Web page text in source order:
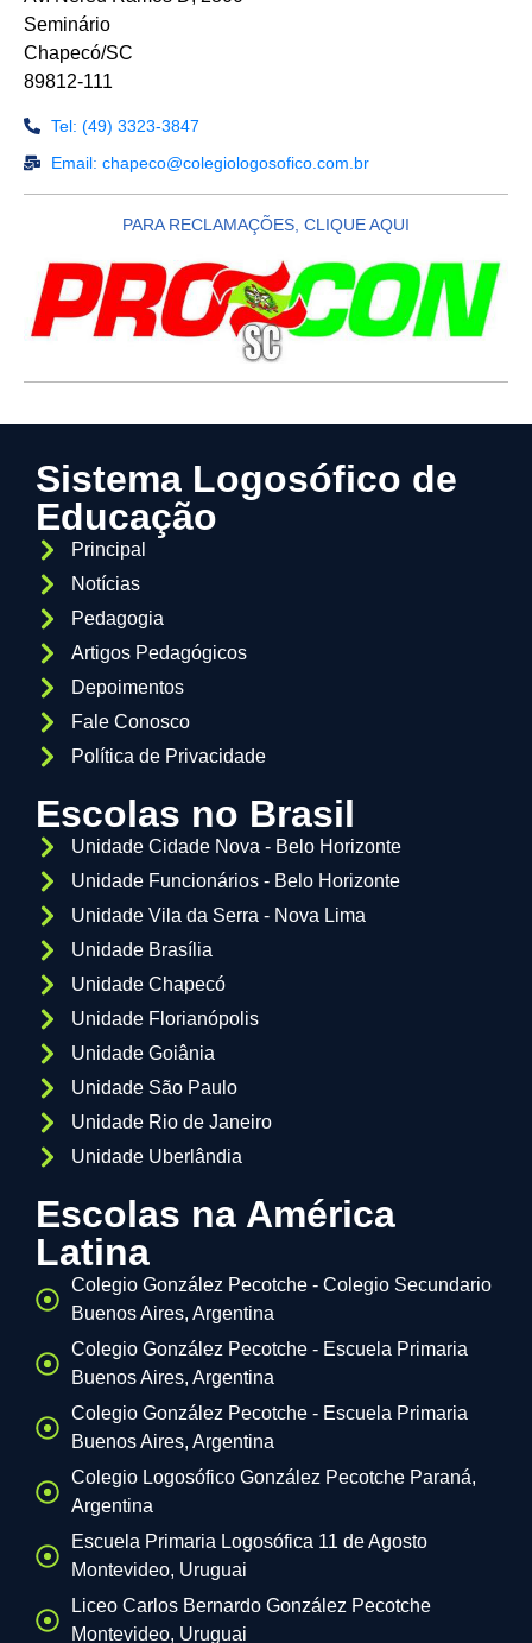
Seminário
Chapecó/SC
89812-111
Tel: (49) 3323-3847
Email: chapeco@colegiologosofico.com.br
PARA RECLAMAÇÕES, CLIQUE AQUI
Sistema Logosófico de
Educação
Principal
Notícias
Pedagogia
Artigos Pedagógicos
Depoimentos
Fale Conosco
Política de Privacidade
Escolas no Brasil
Unidade Cidade Nova - Belo Horizonte
Unidade Funcionários - Belo Horizonte
Unidade Vila da Serra - Nova Lima
Unidade Brasília
Unidade Chapecó
Unidade Florianópolis
Unidade Goiânia
Unidade São Paulo
Unidade Rio de Janeiro
Unidade Uberlândia
Escolas na América
Latina
Colegio González Pecotche - Colegio Secundario
Buenos Aires, Argentina
Colegio González Pecotche - Escuela Primaria
Buenos Aires, Argentina
Colegio González Pecotche - Escuela Primaria
Buenos Aires, Argentina
Colegio Logosófico González Pecotche Paraná,
Argentina
Escuela Primaria Logosófica 11 de Agosto
Montevideo, Uruguai
Liceo Carlos Bernardo González Pecotche
Montevideo, Uruguai